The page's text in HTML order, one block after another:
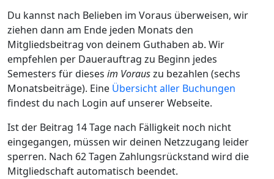
Du kannst nach Belieben im Voraus überweisen, wir
ziehen dann am Ende jeden Monats den
Mitgliedsbeitrag von deinem Guthaben ab. Wir
empfehlen per Dauerauftrag zu Beginn jedes
Semesters für dieses im Vorauszu bezahlen (sechs
Monatsbeiträge). Eine Übersicht aller Buchungen
findest du nach Login auf unserer Webseite.
Ist der Beitrag 14 Tage nach Fälligkeit noch nicht
eingegangen, müssen wir deinen Netzzugang leider
sperren. Nach 62 Tagen Zahlungsrückstand wird die
Mitgliedschaft automatisch beendet.